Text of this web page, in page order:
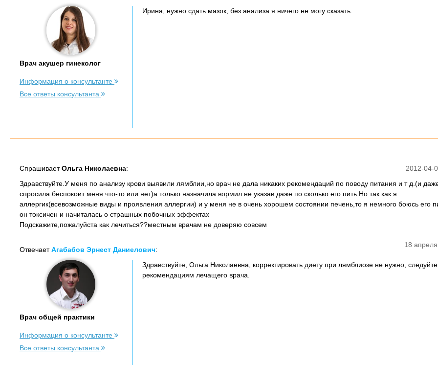
Врач акушер гинеколог
Информация о консультанте
Все ответы консультанта
Ирина, нужно сдать мазок, без анализа я ничего не могу сказать.
2012-04-
СпрашиваетОльга Николаевна:
Здравствуйте.У меня по анализу крови выявили лямблии,но врач не дала никаких рекомендаций по поводу питания и т д.(и
спросила беспокоит меня что-то или нет)а только назначила вормил не указав даже по сколько его пить.Но так как я
аллергик(всевозможные виды и проявления аллергии) и у меня не в очень хорошем состоянии печень,то я немного боюсь его
он токсичен и начиталась о страшных побочных эффектах
Подскажите,пожалуйста как лечиться??местным врачам не доверяю совсем
18
ОтвечаетАгабабов Эрнест Даниелович:
Врач общей практики
Информация о консультанте
Все ответы консультанта
Здравствуйте, Ольга Николаевна, корректировать диету при лямблиозе не нужно, следуйте
рекомендациям лечащего врача.